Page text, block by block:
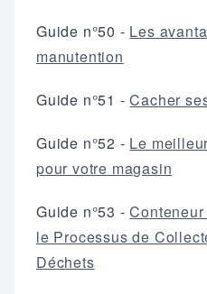
Guide n°50 - Les
manutention
Guide n°51 -Cacher
Guide n°52 - Le
pour votre magasin
Guide n°53 -
le Processus de
Déchets